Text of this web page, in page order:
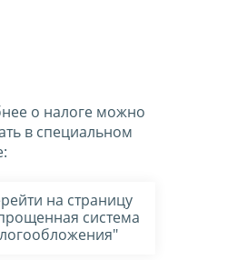
о налоге можно
в специальном
на страницу
система